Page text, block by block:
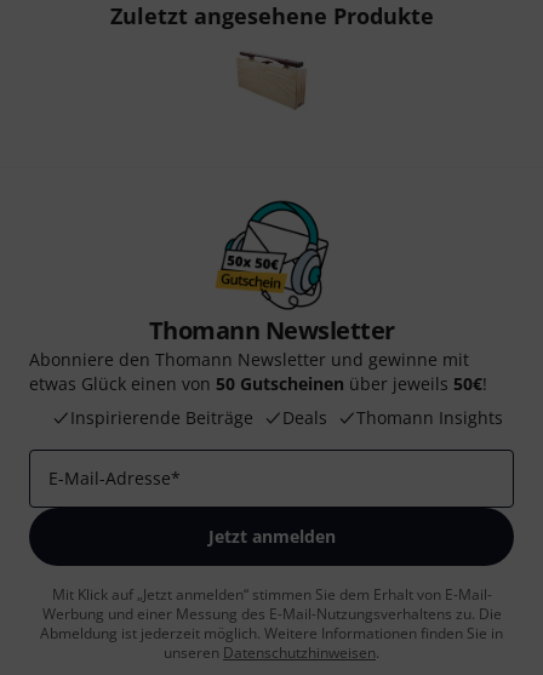
Zuletzt angesehene Produkte
Thomann Newsletter
Abonniere den Thomann Newsletter und gewinne mit
etwas Glück einen von 50 Gutscheinen über jeweils 50€!
Inspirierende Beiträge
Deals Thomann Insights
E-Mail-Adresse*
Jetzt anmelden
Mit Klick auf „Jetzt anmelden“ stimmen Sie dem Erhalt von E-Mail-
Werbung und einer Messung des E-Mail-Nutzungsverhaltens zu. Die
Abmeldung ist jederzeit möglich. Weitere Informationen finden Sie in
unseren Datenschutzhinweisen.